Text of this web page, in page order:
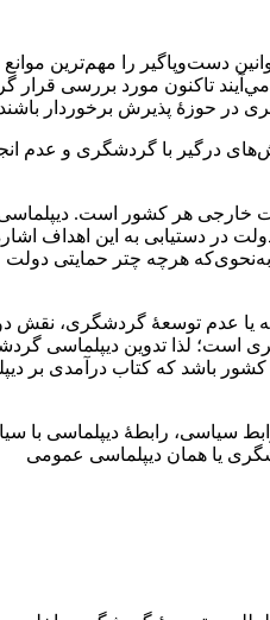
دست‌وپاگير را مهم‌ترين موانع
تاكنون مورد بررسی قرار
در حوزۀ پذيرش برخوردار
درگیر با گردشگری و عدم
خارجی هر كشور است.
در دستیابی به این اهداف
هرچه چتر حمایتی دولت
یا عدم توسعۀ گردشگری، نقش
است؛ لذا تدوین دیپلماسی
کشور باشد که کتاب درآمدی بر
سیاسی، رابطۀ دیپلماسی با
یا همان دیپلماسی عمومی